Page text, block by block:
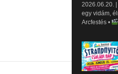
2026.06.20.
egy vidám,
Arcfestés •